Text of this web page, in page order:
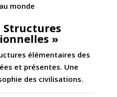
monde
Structures
»
élémentaires des
et présentes. Une
des civilisations.